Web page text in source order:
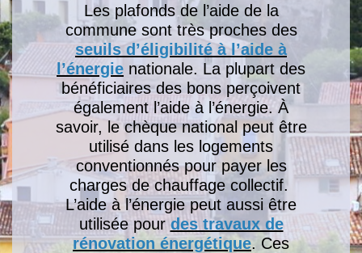
Les plafonds de l’aide de la
commune sont très proches des
seuils d’éligibilité à l’aide à
l’énergie nationale. La plupart des
bénéficiaires des bons perçoivent
également l’aide à l’énergie. À
savoir, le chèque national peut être
utilisé dans les logements
conventionnés pour payer les
charges de chauffage collectif.
L’aide à l’énergie peut aussi être
utilisée pour des travaux de
rénovation énergétique. Ces